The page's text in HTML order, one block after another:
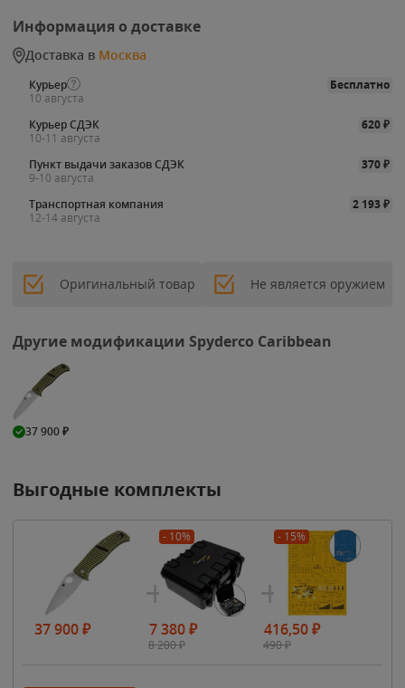
Информация о доставке
Доставка в Москва
Курьер
Бесплатно
10 августа
Курьер СДЭК
620₽
10-11 августа
Пункт выдачи заказов СДЭК
370₽
9-10 августа
Транспортная компания
2 193₽
12-14 августа
Оригинальный товар Не является оружием
Другие модификации Spyderco Caribbean
37 900₽
Выгодные комплекты
37 900₽
- 10%
7 380₽
8 200₽
- 15%
416,50₽
490₽